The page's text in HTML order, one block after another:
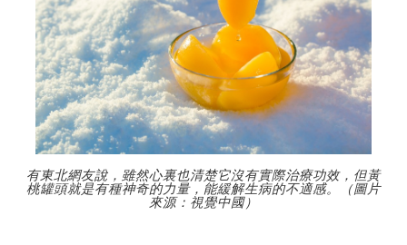
有東北網友說，雖然心裏也清楚它沒有實際治療功效，但黃
桃罐頭就是有種神奇的力量，能緩解生病的不適感。（圖片
來源：視覺中國）